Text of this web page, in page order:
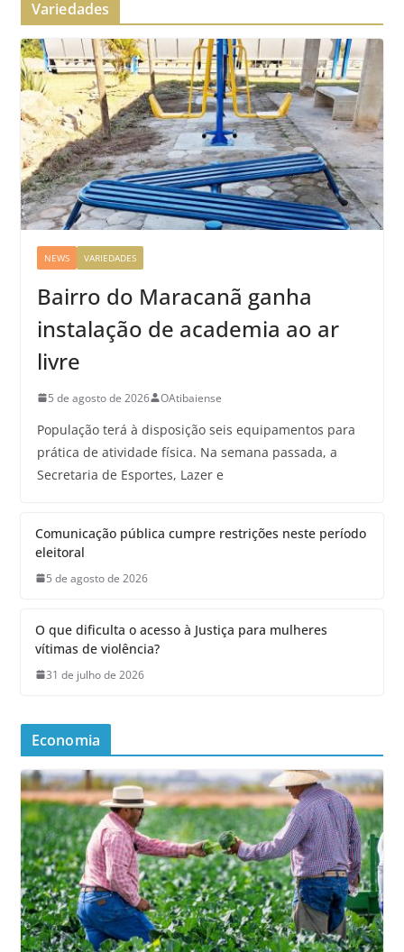
Variedades
NEWS VARIEDADES
Bairro do Maracanã ganha
instalação de academia ao ar
livre
5 de agosto de 2026 OAtibaiense
População terá à disposição seis equipamentos para
prática de atividade física. Na semana passada, a
Secretaria de Esportes, Lazer e
Comunicação pública cumpre restrições neste período
eleitoral
5 de agosto de 2026
O que dificulta o acesso à Justiça para mulheres
vítimas de violência?
31 de julho de 2026
Economia